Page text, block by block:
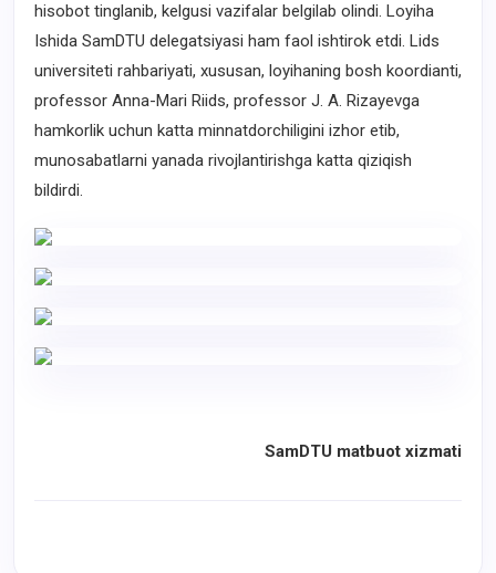
hisobot tinglanib, kelgusi vazifalar belgilab olindi. Loyiha
Ishida SamDTU delegatsiyasi ham faol ishtirok etdi. Lids
universiteti rahbariyati, xususan, loyihaning bosh koordianti,
professor Anna-Mari Riids, professor J. A. Rizayevga
hamkorlik uchun katta minnatdorchiligini izhor etib,
munosabatlarni yanada rivojlantirishga katta qiziqish
bildirdi.
SamDTU matbuot xizmati